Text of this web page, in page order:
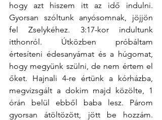
hogy azt hiszem itt az idő indulni.
Gyorsan szóltunk anyósomnak, jöjjön
fel Zselykéhez. 3:17-kor indultunk
itthonról. Útközben próbáltam
értesíteni édesanyámat és a húgomat,
hogy megyünk szülni, de nem értem el
őket. Hajnali 4-re értünk a kórházba,
megvizsgált a dokim majd közölte, 1
órán belül ebből baba lesz. Párom
gyorsan átöltözött, jött be hozzám.